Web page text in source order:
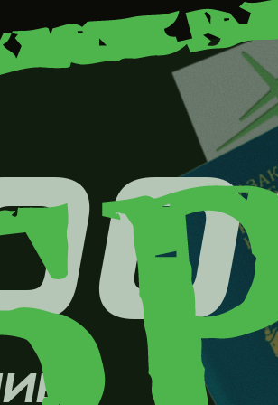
При прохождении
собеседования